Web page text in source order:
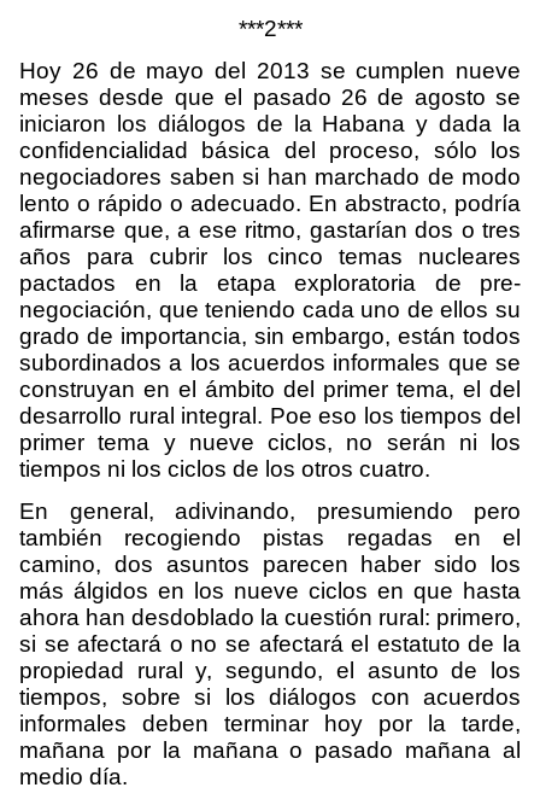
***2***
Hoy 26 de mayo del 2013 se cumplen nueve
meses desde que el pasado 26 de agosto se
iniciaron los diálogos de la Habana y dada la
confidencialidad básica del proceso, sólo los
negociadores saben si han marchado de modo
lento o rápido o adecuado. En abstracto, podría
afirmarse que, a ese ritmo, gastarían dos o tres
años para cubrir los cinco temas nucleares
pactados en la etapa exploratoria de pre-
negociación, que teniendo cada uno de ellos su
grado de importancia, sin embargo, están todos
subordinados a los acuerdos informales que se
construyan en el ámbito del primer tema, el del
desarrollo rural integral. Poe eso los tiempos del
primer tema y nueve ciclos, no serán ni los
tiempos ni los ciclos de los otros cuatro.
En general, adivinando, presumiendo pero
también recogiendo pistas regadas en el
camino, dos asuntos parecen haber sido los
más álgidos en los nueve ciclos en que hasta
ahora han desdoblado la cuestión rural: primero,
si se afectará o no se afectará el estatuto de la
propiedad rural y, segundo, el asunto de los
tiempos, sobre si los diálogos con acuerdos
informales deben terminar hoy por la tarde,
mañana por la mañana o pasado mañana al
medio día.